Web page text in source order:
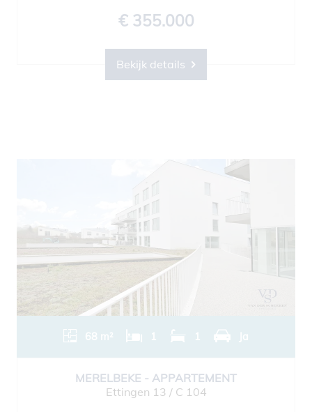
€ 355.000
Bekijk details
68 m² 1 1 Ja
MERELBEKE - APPARTEMENT
Ettingen 13 / C 104